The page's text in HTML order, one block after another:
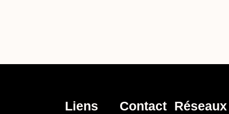
Liens Contact Réseaux